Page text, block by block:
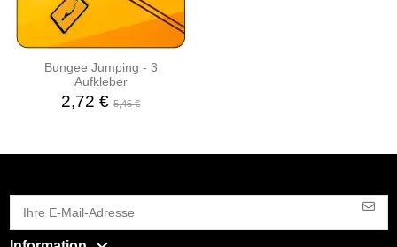
Bungee Jumping - 3
Aufkleber
2,72 €5,45 €